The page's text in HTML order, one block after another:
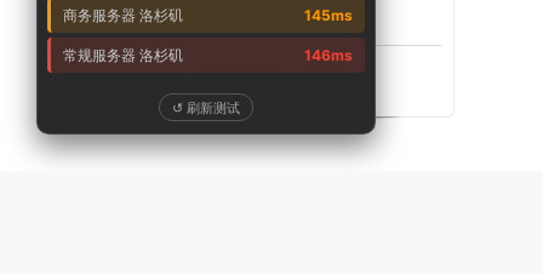
不支持 Windows
美国-洛杉矶 企业专线
商务服务器 洛杉矶 145ms
常规服务器 洛杉矶 146ms
↺ 刷新测试